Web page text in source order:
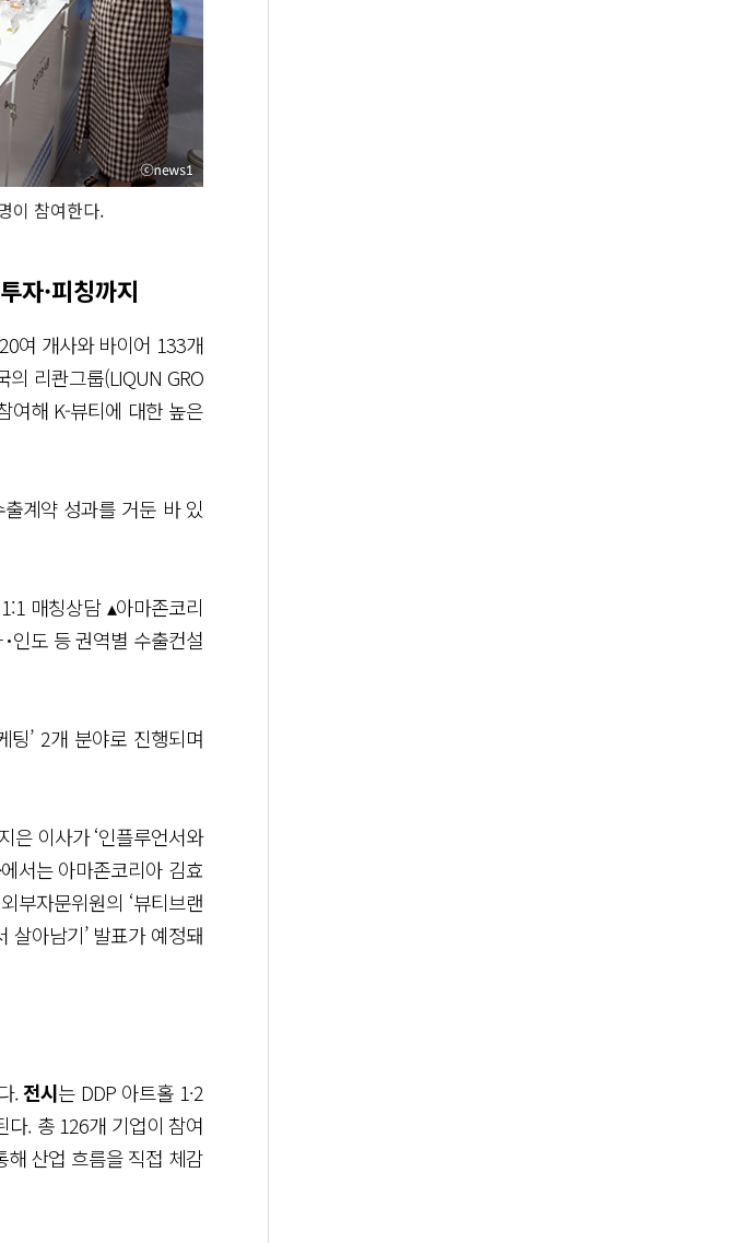
이 참여한다.
자·피칭까지
여 개사와 바이어 133개
리콴그룹(LIQUN GRO
여해 K-뷰티에 대한 높은
계약 성과를 거둔 바 있
매칭상담 ▴아마존코리
인도 등 권역별 수출컨설
팅’ 2개 분야로 진행되며
은 이사가 ‘인플루언서와
서는 아마존코리아 김효
부자문위원의 ‘뷰티브랜
살아남기’ 발표가 예정돼
.전시는 DDP 아트홀 1·2
다. 총 126개 기업이 참여
산업 흐름을 직접 체감